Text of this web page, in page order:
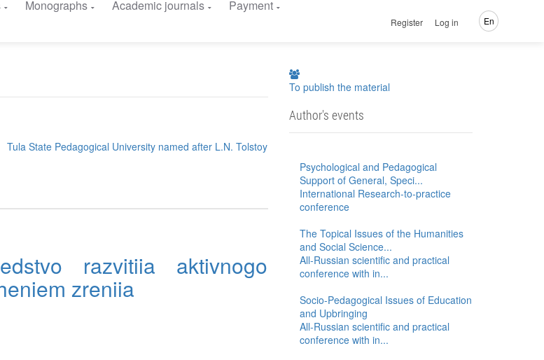
Monographs Academic journals
Payment
Register Log in En
Tula State Pedagogical University named after L.N. Tolstoy
razvitiia aktivnogo
zreniia
To publish the material
Author's events
Psychological and Pedagogical
Support of General, Speci...
International Research-to-practice
conference
The Topical Issues of the Humanities
and Social Science...
All-Russian scientific and practical
conference with in...
Socio-Pedagogical Issues of Education
and Upbringing
All-Russian scientific and practical
conference with in...